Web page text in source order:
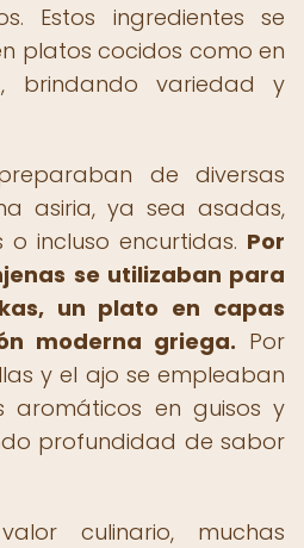
Estos ingredientes se
platos cocidos como en
brindando variedad y
de diversas
asiria, ya sea asadas,
o incluso encurtidas. Por
se utilizaban para
un plato en capas
moderna griega. Por
y el ajo se empleaban
aromáticos en guisos y
profundidad de sabor
culinario, muchas